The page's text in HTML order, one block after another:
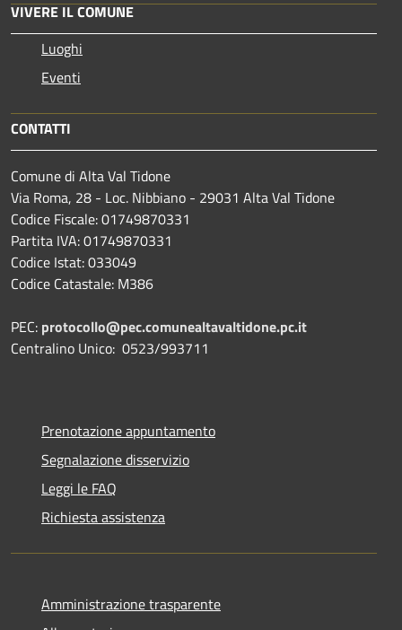
VIVERE IL COMUNE
Luoghi
Eventi
CONTATTI
Comune di Alta Val Tidone
Via Roma, 28 - Loc. Nibbiano - 29031 Alta Val Tidone
Codice Fiscale: 01749870331
Partita IVA: 01749870331
Codice Istat: 033049
Codice Catastale: M386
PEC: protocollo@pec.comunealtavaltidone.pc.it
Centralino Unico: 0523/993711
Prenotazione appuntamento
Segnalazione disservizio
Leggi le FAQ
Richiesta assistenza
Amministrazione trasparente